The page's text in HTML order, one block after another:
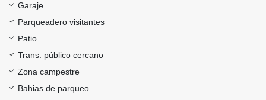
Garaje
Parqueadero visitantes
Patio
Trans. público cercano
Zona campestre
Bahias de parqueo